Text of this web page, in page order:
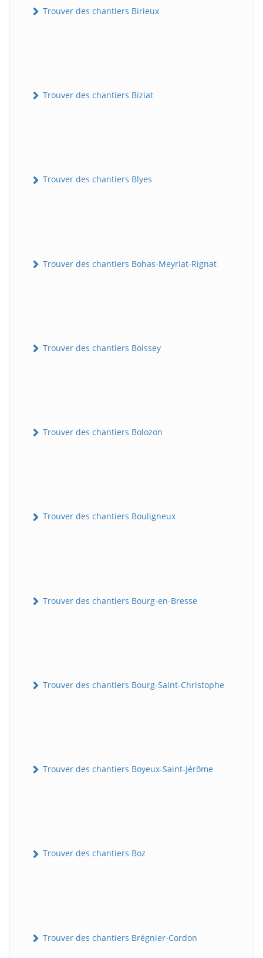
Trouver des chantiers Birieux
Trouver des chantiers Biziat
Trouver des chantiers Blyes
Trouver des chantiers Bohas-Meyriat-Rignat
Trouver des chantiers Boissey
Trouver des chantiers Bolozon
Trouver des chantiers Bouligneux
Trouver des chantiers Bourg-en-Bresse
Trouver des chantiers Bourg-Saint-Christophe
Trouver des chantiers Boyeux-Saint-Jérôme
Trouver des chantiers Boz
Trouver des chantiers Brégnier-Cordon